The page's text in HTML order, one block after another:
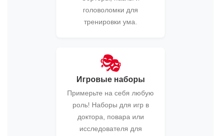
головоломки для
тренировки ума.
🎭
Игровые наборы
Примерьте на себя любую
роль! Наборы для игр в
доктора, повара или
исследователя для